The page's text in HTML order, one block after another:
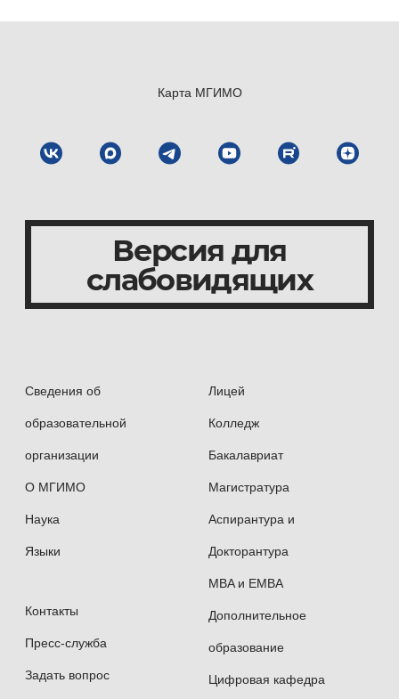
Сведения об
образовательной
организации
О МГИМО
Наука
Языки
Контакты
Пресс-служба
Задать вопрос
Лицей
Колледж
Бакалавриат
Магистратура
Аспирантура и
Докторантура
MBA и EMBA
Дополнительное
образование
Цифровая кафедра
Карта МГИМО
Версия для
слабовидящих